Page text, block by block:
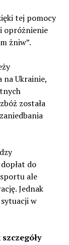
tej pomocy
opróżnienie
żniw”.
na Ukrainie,
została
do
ale
Jednak
w